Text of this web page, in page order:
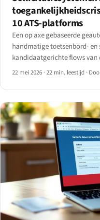
10 ATS-platforms
Een op axe gebaseerde
handmatige toetsenbord-
kandidaatgerichte flows van
sollicitatiesystemen:
en SmartRecruiters.
22 mei 2026 ·22 min. leestijd ·